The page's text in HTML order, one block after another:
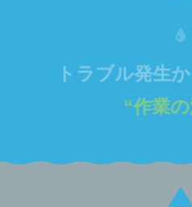
トラブル発生
“作業